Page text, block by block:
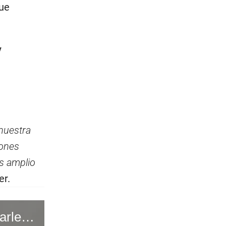
amplio
La oposición tiene que decidir si lo quiere vacar o arruinarle un viaje #CO #VideosEC